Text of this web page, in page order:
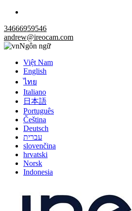
34666959546
andrew@ireocam.com
Ngôn ngữ
Việt Nam
English
ไทย
Italiano
日本語
Português
Čeština
Deutsch
עברית
slovenčina
hrvatski
Norsk
Indonesia